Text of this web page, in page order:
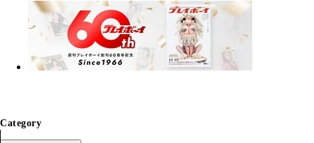
Category